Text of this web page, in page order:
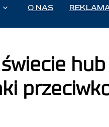
O NAS